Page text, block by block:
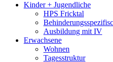
Kinder + Jugendliche
HPS Fricktal
Ausbildung mit IV
Erwachsene
Wohnen
Tagesstruktur